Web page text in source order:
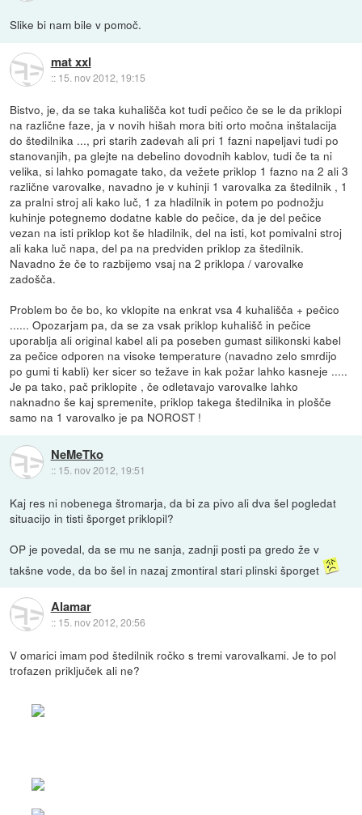
Slike bi nam bile v pomoč.
mat xxl
:: 15. nov 2012, 19:15
Bistvo, je, da se taka kuhališča kot tudi pečico če se le da priklopi
na različne faze, ja v novih hišah mora biti orto močna inštalacija
do štedilnika ..., pri starih zadevah ali pri 1 fazni napeljavi tudi po
stanovanjih, pa glejte na debelino dovodnih kablov, tudi če ta ni
velika, si lahko pomagate tako, da vežete priklop 1 fazno na 2 ali 3
različne varovalke, navadno je v kuhinji 1 varovalka za štedilnik , 1
za pralni stroj ali kako luč, 1 za hladilnik in potem po podnožju
kuhinje potegnemo dodatne kable do pečice, da je del pečice
vezan na isti priklop kot še hladilnik, del na isti, kot pomivalni stroj
ali kaka luč napa, del pa na predviden priklop za štedilnik.
Navadno že če to razbijemo vsaj na 2 priklopa / varovalke
zadošča.
Problem bo če bo, ko vklopite na enkrat vsa 4 kuhališča + pečico
...... Opozarjam pa, da se za vsak priklop kuhališč in pečice
uporablja ali original kabel ali pa poseben gumast silikonski kabel
za pečice odporen na visoke temperature (navadno zelo smrdijo
po gumi ti kabli) ker sicer so težave in kak požar lahko kasneje .....
Je pa tako, pač priklopite , če odletavajo varovalke lahko
naknadno še kaj spremenite, priklop takega štedilnika in plošče
samo na 1 varovalko je pa NOROST !
NeMeTko
:: 15. nov 2012, 19:51
Kaj res ni nobenega štromarja, da bi za pivo ali dva šel pogledat
situacijo in tisti šporget priklopil?
OP je povedal, da se mu ne sanja, zadnji posti pa gredo že v
takšne vode, da bo šel in nazaj zmontiral stari plinski šporget
Alamar
:: 15. nov 2012, 20:56
V omarici imam pod štedilnik ročko s tremi varovalkami. Je to pol
trofazen priključek ali ne?